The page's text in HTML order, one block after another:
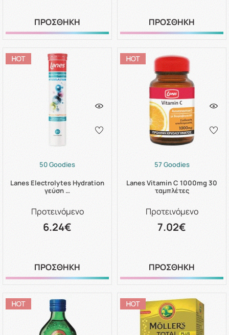
ΠΡΟΣΘΗΚΗ ΠΡΟΣΘΗΚΗ
50 Goodies
Lanes Electrolytes Hydration
γεύση …
Προτεινόμενο
6.24€
ΠΡΟΣΘΗΚΗ
57 Goodies
Lanes Vitamin C 1000mg 30
ταμπλέτες
Προτεινόμενο
7.02€
ΠΡΟΣΘΗΚΗ